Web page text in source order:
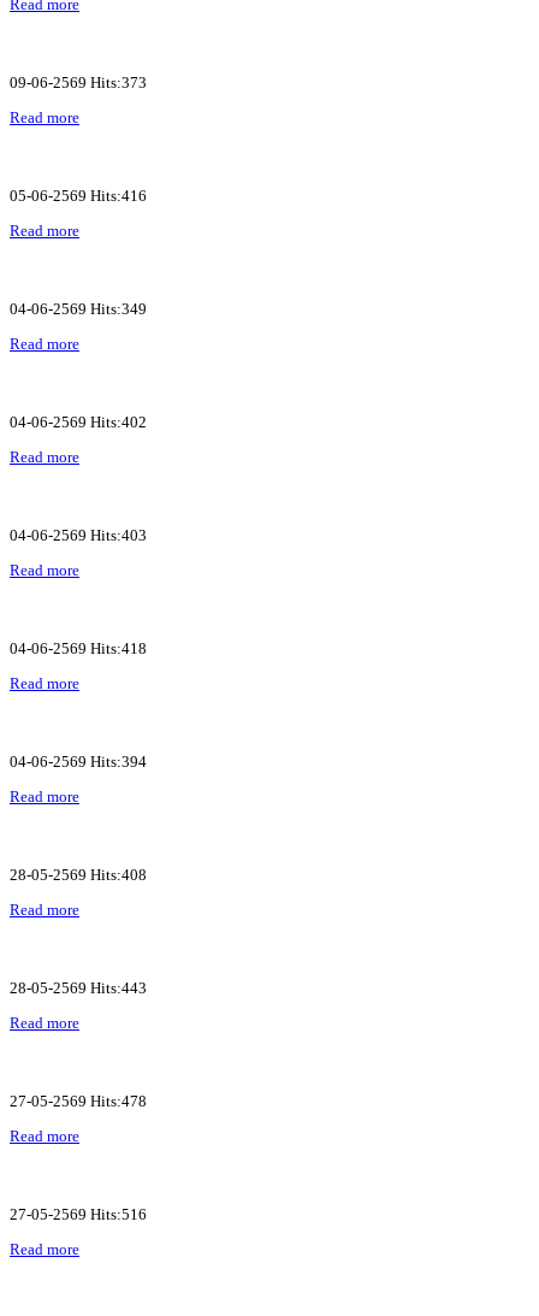
Read more
09-06-2569 Hits:373
Read more
05-06-2569 Hits:416
Read more
04-06-2569 Hits:349
Read more
04-06-2569 Hits:402
Read more
04-06-2569 Hits:403
Read more
04-06-2569 Hits:418
Read more
04-06-2569 Hits:394
Read more
28-05-2569 Hits:408
Read more
28-05-2569 Hits:443
Read more
27-05-2569 Hits:478
Read more
27-05-2569 Hits:516
Read more